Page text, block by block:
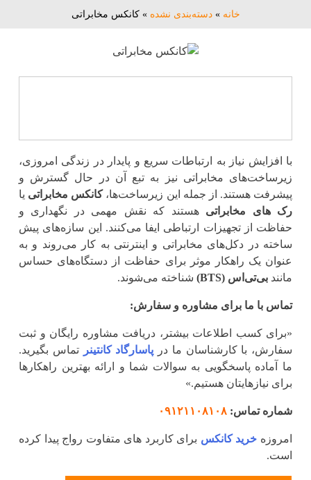
خانه »دسته‌بندی نشده »کانکس مخابراتی
با افزایش نیاز به ارتباطات سریع و پایدار در زندگی امروزی،
زیرساخت‌های مخابراتی نیز به تبع آن در حال گسترش و
پیشرفت هستند. از جمله این زیرساخت‌ها،کانکس‌ مخابراتی یا
رک های مخابراتی هستند که نقش مهمی در نگهداری و
حفاظت از تجهیزات ارتباطی ایفا می‌کنند. این سازه‌های پیش‌
ساخته در دکل‌های مخابراتی و اینترنتی به کار می‌روند و به
‌عنوان یک راهکار موثر برای حفاظت از دستگاه‌های حساس
مانند بی‌تی‌اس (BTS) شناخته می‌شوند.
تماس با ما برای مشاوره و سفارش:
«برای کسب اطلاعات بیشتر، دریافت مشاوره رایگان و ثبت
سفارش، با کارشناسان ما در پاسارگاد کانتینر
تماس بگیرید.
ما آماده پاسخگویی به سوالات شما و ارائه بهترین راهکارها
برای نیازهایتان هستیم.»
شماره تماس: ۰۹۱۲۱۱۰۸۱۰۸
امروزه خرید کانکس برای کاربرد های متفاوت رواج پیدا کرده
است.